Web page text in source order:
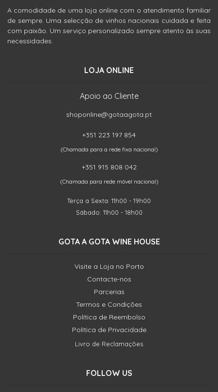
A comodidade de uma loja online com o atendimento familiar
de sempre. Uma selecção de vinhos nacionais cuidada e feita
com paixão. Um serviço personalizado sempre atento às suas
necessidades.
LOJA ONLINE
Apoio ao Cliente
shoponline@gotaagota.pt
+351 223 197 854
(Chamada para a rede fixa nacional)
+351 915 808 042
(Chamada para rede móvel nacional)
Terça a Sexta: 11h00 - 19h00
Sábado: 11h00 - 18h00
GOTA A GOTA WINE HOUSE
Visite a Loja no Porto
Contacte-nos
Parcerias
Termos e Condições
Política de Reembolso
Política de Privacidade
Livro de Reclamações
FOLLOW US